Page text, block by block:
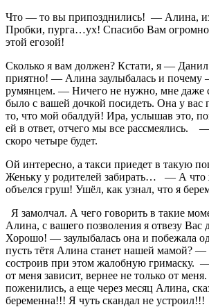
Что — то вы припозднились! — Алина,
Пробки, пурга…ух! Спасибо Вам
этой егозой!
Сколько я вам должен? Кстати, я —
приятно! — Алина заулыбалась и почему
румянцем. — Ничего не нужно, мне даже
было с вашей дочкой посидеть. Она у вас
то, что мой обалдуй! Ира, услышав это,
ей в ответ, отчего мы все
скоро четыре будет.
Ой интересно, а такси приедет в такую
Женьку у родителей забирать… — А
объелся груш! Ушёл, как узнал, что я
Я замолчал. А чего говорить в такие
Алина, с вашего позволения я отвезу
Хорошо! — заулыбалась она и побежала
пусть тётя Алина станет нашей мамой? —
состроив при этом жалобную гримаску.
от меня зависит, вернее не только от
поженились, а еще через месяц Алина,
беременна!!! Я чуть скандал не устроил!!!